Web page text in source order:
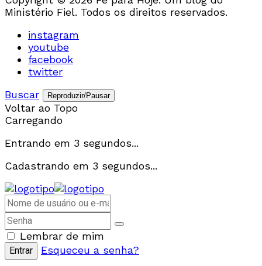
Ministério Fiel. Todos os direitos reservados.
instagram
youtube
facebook
twitter
Buscar
Reproduzir/Pausar
Voltar ao Topo
Carregando
Entrando em 3 segundos...
Cadastrando em 3 segundos...
Lembrar de mim
Esqueceu a senha?